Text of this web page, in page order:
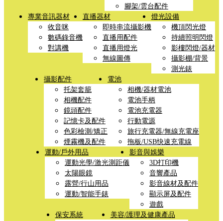
腳架/雲台配件
專業音訊器材
收音咪
數碼錄音機
對講機
直播器材
即時串流攝影機
直播用配件
直播用燈光
無線圖傳
燈光設備
機頂閃光燈
持續照明閃燈
影樓閃燈/器材
攝影棚/背景
測光錶
攝影配件
托架套籠
相機配件
鏡頭配件
記憶卡及配件
色彩檢測/矯正
煙霧機及配件
電池
相機/器材電池
電池手柄
電池充電器
行動電源
旅行充電器/無線充電座
拖板/USB快速充電線
運動/戶外用品
運動光學/激光測距儀
太陽眼鏡
露營/行山用品
運動/智能手錶
影音與娛樂
3D打印機
音響產品
影音線材及配件
顯示屏及配件
遊戲
保安系統
美容/護理及健康產品